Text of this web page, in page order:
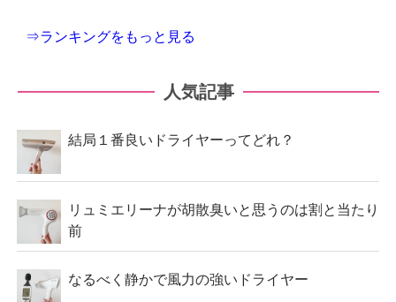
⇒ランキングをもっと見る
人気記事
結局１番良いドライヤーってどれ？
リュミエリーナが胡散臭いと思うのは割と当たり
前
なるべく静かで風力の強いドライヤー